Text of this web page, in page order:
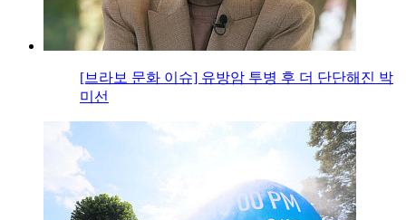
[브라보 문화 이슈] 유방암 투병 후 더 단단해진 박
미선